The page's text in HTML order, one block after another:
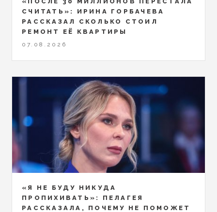
СЧИТАТЬ»: ИРИНА ГОРБАЧЕВА
РАССКАЗАЛ СКОЛЬКО СТОИЛ
РЕМОНТ ЕЁ КВАРТИРЫ
07.08.2026
«Я НЕ БУДУ НИКУДА
ПРОПИХИВАТЬ»: ПЕЛАГЕЯ
РАССКАЗАЛА, ПОЧЕМУ НЕ ПОМОЖЕТ